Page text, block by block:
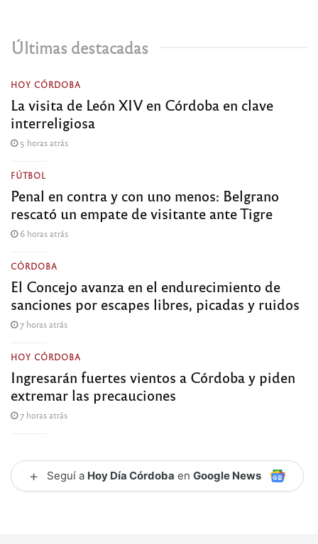
Últimas destacadas
HOY CÓRDOBA
La visita de León XIV en Córdoba en clave
interreligiosa
5 horas atrás
FÚTBOL
Penal en contra y con uno menos: Belgrano
rescató un empate de visitante ante Tigre
6 horas atrás
CÓRDOBA
El Concejo avanza en el endurecimiento de
sanciones por escapes libres, picadas y ruidos
7 horas atrás
HOY CÓRDOBA
Ingresarán fuertes vientos a Córdoba y piden
extremar las precauciones
7 horas atrás
+ Seguí a Hoy Día Córdoba en Google News